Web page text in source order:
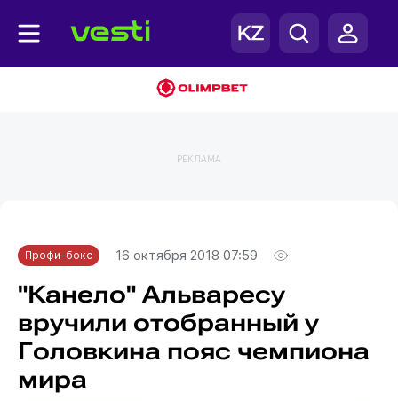
РЕКЛАМА
Профи-бокс 16 октября 2018 07:59
"Канело" Альваресу
вручили отобранный у
Головкина пояс чемпиона
мира